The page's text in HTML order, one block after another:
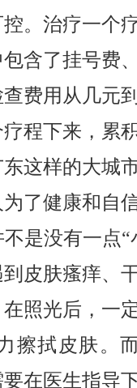
。治疗一个
含了挂号费
费用从几元
程下来，累
这样的大城
了健康和自
是没有一点
皮肤瘙痒、
照光后，一
擦拭皮肤。
在医生指导